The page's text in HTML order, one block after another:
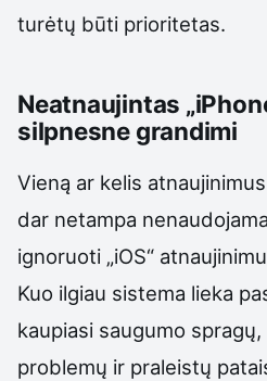
turėtų būti prioritetas.
Neatnaujintas
silpnesne grandimi
Vieną ar kelis
dar netampa
ignoruoti „iOS“
Kuo ilgiau sistema lieka
kaupiasi saugumo
problemų ir praleistų